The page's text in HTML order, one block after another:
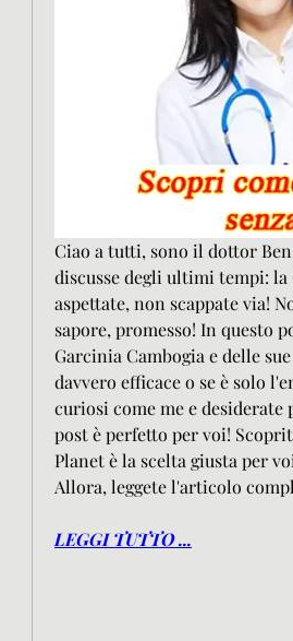
Ciao a tutti, sono il dottor
discusse degli ultimi tempi: la
aspettate, non scappate via!
sapore, promesso! In questo
Garcinia Cambogia e delle
davvero efficace o se è solo
curiosi come me e desiderate
post è perfetto per voi!
Planet è la scelta giusta per
Allora, leggete l'articolo
LEGGI TUTTO ...